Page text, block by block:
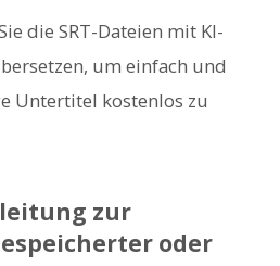
die SRT-Dateien mit KI-
um einfach und
Untertitel kostenlos zu
zur
oder